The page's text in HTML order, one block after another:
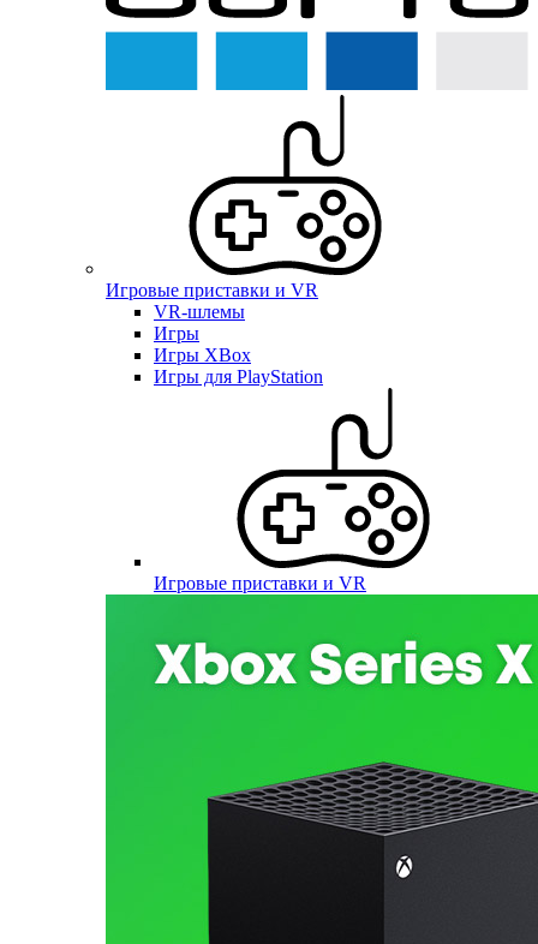
Игровые приставки и VR
VR-шлемы
Игры
Игры XBox
Игры для PlayStation
Игровые приставки и VR